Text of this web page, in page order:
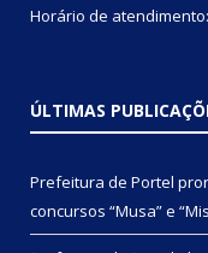
Horário de atendimento:
ÚLTIMAS
Prefeitura de Portel
concursos “Musa” e